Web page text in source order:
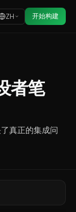
ZH 开始构建
者笔
真正的集成问